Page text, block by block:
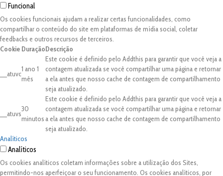
Funcional
Os cookies funcionais ajudam a realizar certas funcionalidades, como
compartilhar o conteúdo do site em plataformas de mídia social, coletar
feedbacks e outros recursos de terceiros.
Cookie DuraçãoDescrição
__atuvc
1 ano 1
mês
Este cookie é definido pelo Addthis para garantir que você veja a
contagem atualizada se você compartilhar uma página e retornar
a ela antes que nosso cache de contagem de compartilhamento
seja atualizado.
__atuvs
30
minutos
Este cookie é definido pelo Addthis para garantir que você veja a
contagem atualizada se você compartilhar uma página e retornar
a ela antes que nosso cache de contagem de compartilhamento
seja atualizado.
Analíticos
Analíticos
Os cookies analíticos coletam informações sobre a utilização dos Sites,
permitindo-nos aperfeiçoar o seu funcionamento. Os cookies analíticos, por